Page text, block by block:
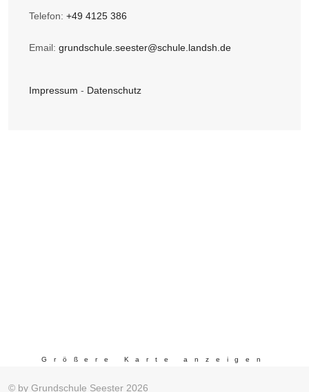
Telefon: +49 4125 386
Email: grundschule.seester@schule.landsh.de
Impressum - Datenschutz
Größere Karte anzeigen
© by Grundschule Seester 2026